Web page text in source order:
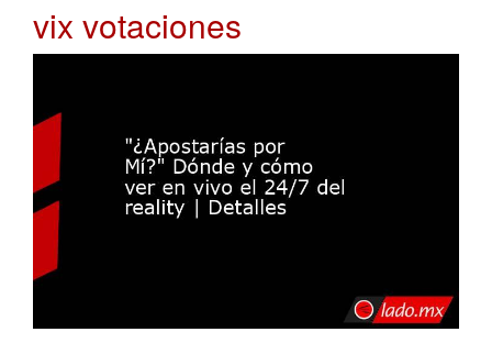
vix votaciones